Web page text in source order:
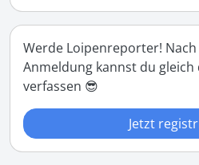
Werde Loipenreporter!
Anmeldung kannst du
verfassen 😎
Jetzt